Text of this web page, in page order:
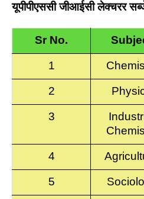
यूपीपीएससी जीआईसी लेक्चरर
Sr No.
1
2
3
4
5